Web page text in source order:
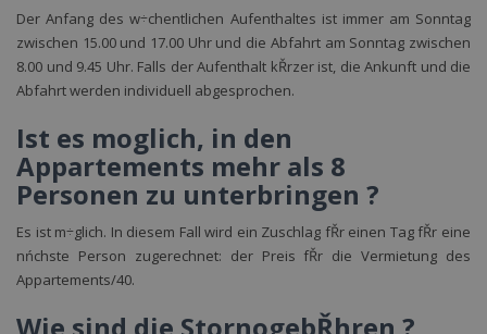
Der Anfang des w÷chentlichen Aufenthaltes ist immer am Sonntag
zwischen 15.00 und 17.00 Uhr und die Abfahrt am Sonntag zwischen
8.00 und 9.45 Uhr. Falls der Aufenthalt kŘrzer ist, die Ankunft und die
Abfahrt werden individuell abgesprochen.
Ist es moglich, in den
Appartements mehr als 8
Personen zu unterbringen ?
Es ist m÷glich. In diesem Fall wird ein Zuschlag fŘr einen Tag fŘr eine
nńchste Person zugerechnet: der Preis fŘr die Vermietung des
Appartements/40.